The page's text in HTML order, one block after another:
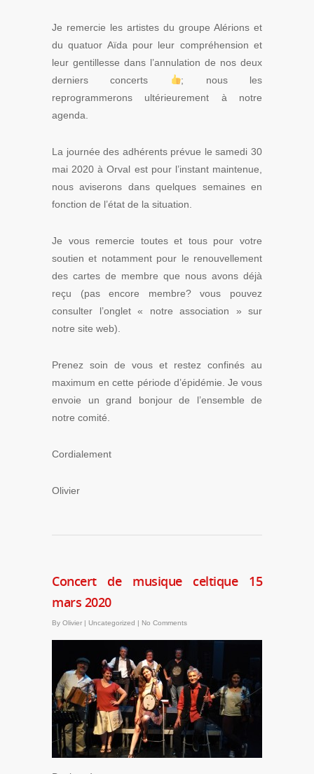
Je remercie les artistes du groupe Alérions et
du quatuor Aïda pour leur compréhension et
leur gentillesse dans l’annulation de nos deux
derniers concerts
; nous les
reprogrammerons ultérieurement à notre
agenda.
La journée des adhérents prévue le samedi 30
mai 2020 à Orval est pour l’instant maintenue,
nous aviserons dans quelques semaines en
fonction de l’état de la situation.
Je vous remercie toutes et tous pour votre
soutien et notamment pour le renouvellement
des cartes de membre que nous avons déjà
reçu (pas encore membre? vous pouvez
consulter l’onglet « notre association » sur
notre site web).
Prenez soin de vous et restez confinés au
maximum en cette période d’épidémie. Je vous
envoie un grand bonjour de l’ensemble de
notre comité.
Cordialement
Olivier
Concert de musique celtique 15
mars 2020
By Olivier | Uncategorized | No Comments